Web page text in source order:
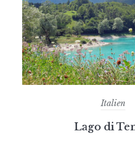
Italien
Lago di